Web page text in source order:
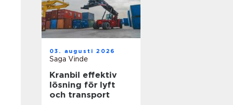
03. augusti 2026
Saga Vinde
Kranbil effektiv
lösning för lyft
och transport